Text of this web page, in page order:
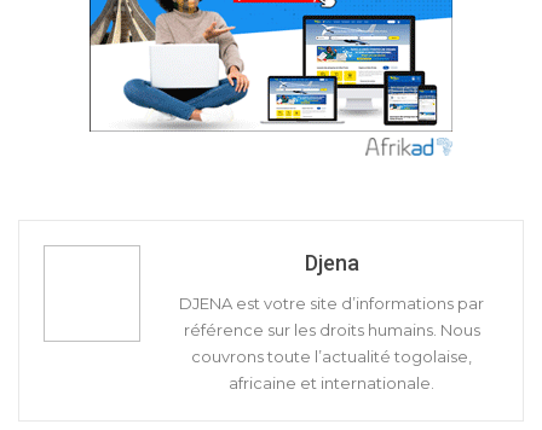
Djena
DJENA est votre site d’informations par
référence sur les droits humains. Nous
couvrons toute l’actualité togolaise,
africaine et internationale.